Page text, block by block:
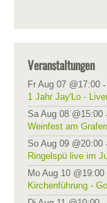
Veranstaltungen
Fr Aug 07 @17:00 -
1 Jahr Jay'Lo -
Sa Aug 08 @15:00
Weinfest am
So Aug 09 @20:00
Ringelspü live im
Mo Aug 10 @19:00
Kirchenführung -